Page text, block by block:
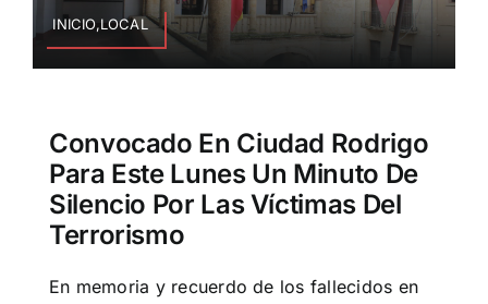
INICIO,LOCAL
Convocado En Ciudad Rodrigo
Para Este Lunes Un Minuto De
Silencio Por Las Víctimas Del
Terrorismo
En memoria y recuerdo de los fallecidos en